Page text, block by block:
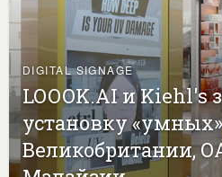
DIGITAL SIGNAGE
LOOOK.AI и Kiehl's
установку
Великобритании,